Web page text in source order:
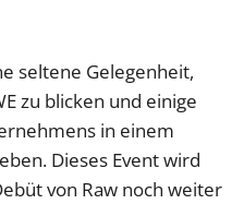
seltene Gelegenheit,
zu blicken und einige
in einem
Dieses Event wird
von Raw noch weiter